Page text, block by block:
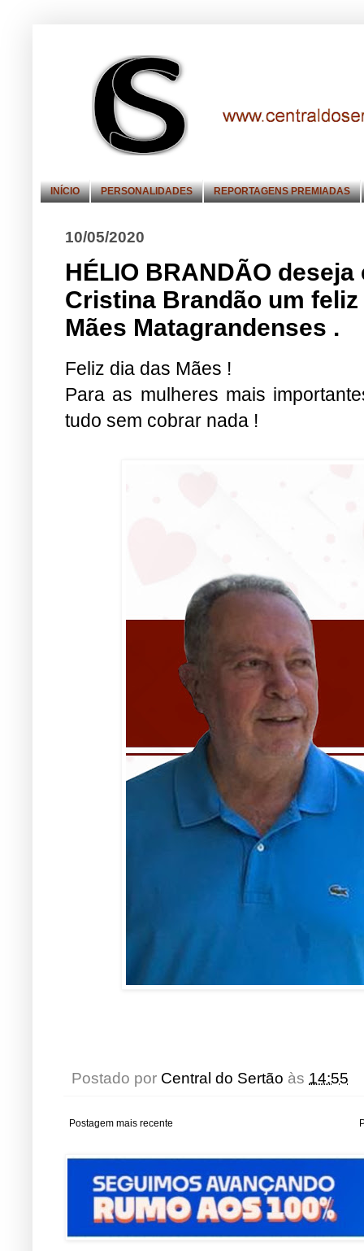
INÍCIO PERSONALIDADES REPORTAGENS PREMIADAS
10/05/2020
HÉLIO BRANDÃO
Cristina Brandão um
Mães Matagrandenses .
Feliz dia das Mães !
Para as mulheres mais
tudo sem cobrar nada !
Postado por Central do Sertão às 14:55
Postagem mais recente